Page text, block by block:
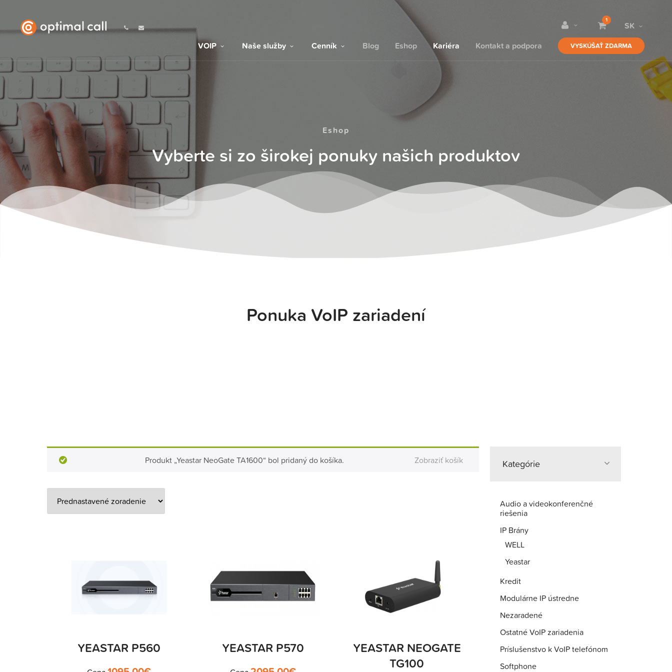
1
SK
VOIP
Naše služby Cenník Blog Eshop Kariéra Kontakt a podpora VYSKÚŠAŤ ZDARMA
Eshop
Vyberte si zo širokej ponuky našich produktov
Ponuka VoIP zariadení
Kategórie
Audio a videokonferenčné
riešenia
IP Brány
WELL
Yeastar
Kredit
Modulárne IP ústredne
Nezaradené
Ostatné VoIP zariadenia
Príslušenstvo k VoIP telefónom
Softphone
Produkt „Yeastar NeoGate TA1600“ bol pridaný do košíka. Zobraziť košík
YEASTAR P560 YEASTAR P570
YEASTAR NEOGATE
TG100